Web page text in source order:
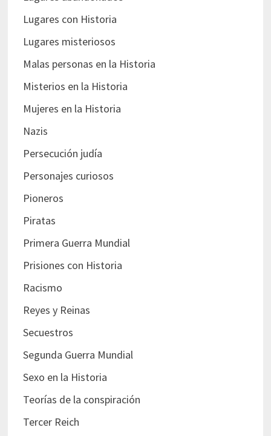
Lugares con Historia
Lugares misteriosos
Malas personas en la Historia
Misterios en la Historia
Mujeres en la Historia
Nazis
Persecución judía
Personajes curiosos
Pioneros
Piratas
Primera Guerra Mundial
Prisiones con Historia
Racismo
Reyes y Reinas
Secuestros
Segunda Guerra Mundial
Sexo en la Historia
Teorías de la conspiración
Tercer Reich